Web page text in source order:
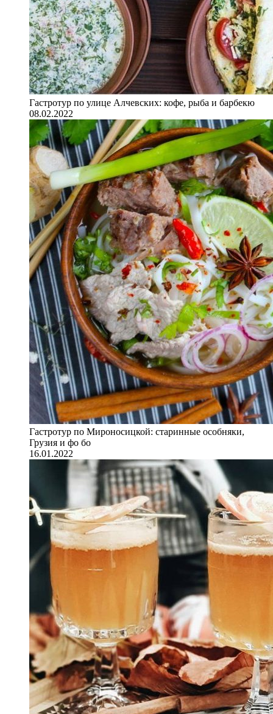
Гастротур по улице Алчевских: кофе, рыба и барбекю
08.02.2022
Гастротур по Мироносицкой: старинные особняки,
Грузия и фо бо
16.01.2022